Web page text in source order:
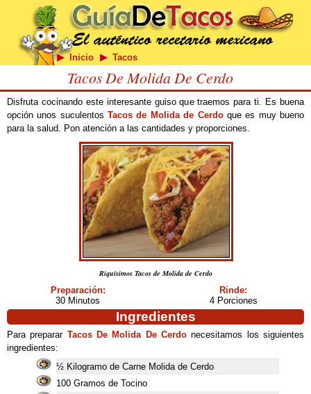
Inicio Tacos
Tacos De Molida De Cerdo
Disfruta cocinando este interesante guiso que traemos para ti. Es buena
opción unos suculentosTacos de Molida de Cerdoque es muy bueno
para la salud. Pon atención a las cantidades y proporciones.
Riquísimos Tacos de Molida de Cerdo
Preparación:
30 Minutos
Rinde:
4 Porciones
Ingredientes
Para preparar Tacos De Molida De Cerdo necesitamos los siguientes
ingredientes:
½ Kilogramo de Carne Molida de Cerdo
100 Gramos de Tocino